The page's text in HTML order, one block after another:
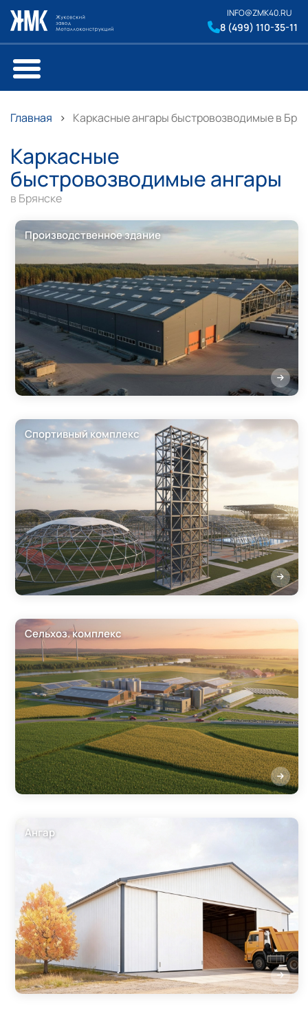
INFO@ZMK40.RU
8 (499) 110-35-11
Главная Каркасные ангары быстровозводимые в
Каркасные
быстровозводимые ангары
в Брянске
Производственное здание
Спортивный комплекс
Сельхоз. комплекс
Ангар